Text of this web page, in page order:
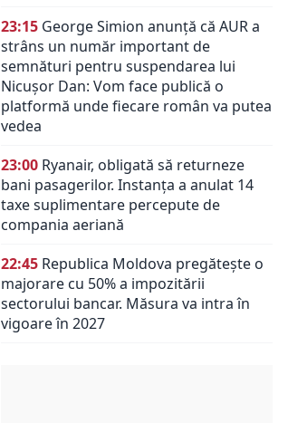
23:15 George Simion anunță că AUR a
strâns un număr important de
semnături pentru suspendarea lui
Nicușor Dan: Vom face publică o
platformă unde fiecare român va putea
vedea
23:00 Ryanair, obligată să returneze
bani pasagerilor. Instanța a anulat 14
taxe suplimentare percepute de
compania aeriană
22:45 Republica Moldova pregătește o
majorare cu 50% a impozitării
sectorului bancar. Măsura va intra în
vigoare în 2027